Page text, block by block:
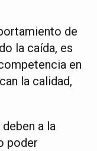
de
la caída, es
en
la calidad,
a la
poder